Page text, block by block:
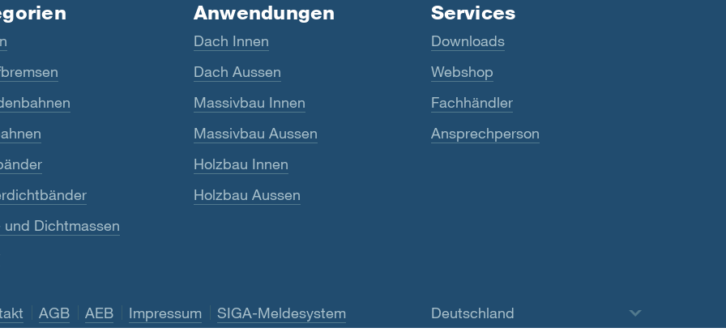
und Dichtmassen
Anwendungen
Dach Innen
Dach Aussen
Massivbau Innen
Massivbau Aussen
Holzbau Innen
Holzbau Aussen
Services
Downloads
Webshop
Fachhändler
Ansprechperson
AGB AEB Impressum SIGA-Meldesystem Deutschland